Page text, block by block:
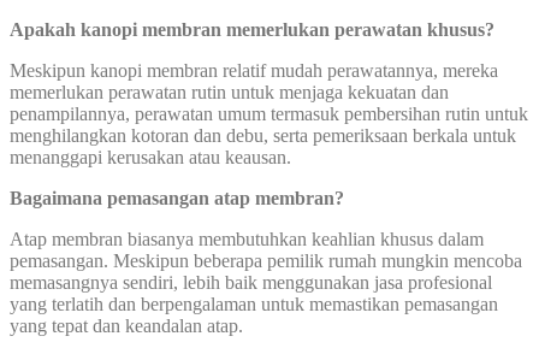
Apakah kanopi membran memerlukan perawatan khusus?
Meskipun kanopi membran relatif mudah perawatannya, mereka
memerlukan perawatan rutin untuk menjaga kekuatan dan
penampilannya, perawatan umum termasuk pembersihan rutin untuk
menghilangkan kotoran dan debu, serta pemeriksaan berkala untuk
menanggapi kerusakan atau keausan.
Bagaimana pemasangan atap membran?
Atap membran biasanya membutuhkan keahlian khusus dalam
pemasangan. Meskipun beberapa pemilik rumah mungkin mencoba
memasangnya sendiri, lebih baik menggunakan jasa profesional
yang terlatih dan berpengalaman untuk memastikan pemasangan
yang tepat dan keandalan atap.